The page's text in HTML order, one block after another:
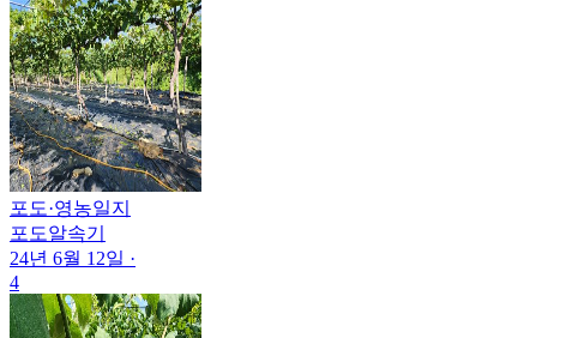
포도·영농일지
포도알속기
24년 6월 12일 ·
4